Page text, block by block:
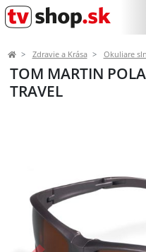
Zdravie a Krása Okuliare
TOM MARTIN
TRAVEL